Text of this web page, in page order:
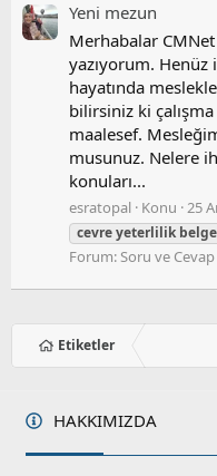
Yeni mezun
Merhabalar
yazıyorum. Henüz
hayatında
bilirsiniz ki
maalesef.
musunuz. Nelere
konuları...
esratopal Konu 25
cevreyeterlilik
Forum:Soru ve Cevap
Etiketler
HAKKIMIZDA